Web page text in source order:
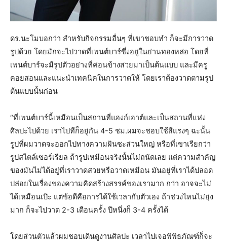
ดร.นะโมบอกว่า สำหรับกิจกรรมอื่นๆ ที่เขาชอบทำ ก็จะมีการวาด
รูปด้วย โดยมักจะไปวาดที่เพนต์บาร์ซึ่งอยู่ในย่านทองหล่อ โดยที่
เพนต์บาร์จะมีรูปตัวอย่างที่ค่อนข้างสวยมาเป็นต้นแบบ และมีครู
คอยสอนและแนะนำเทคนิคในการวาดให้ โดยเราต้องวาดตามรูป
ต้นแบบนั้นก่อน
“ที่เพนต์บาร์นี้เหมือนเป็นสถานที่แฮงก์เอาต์และเป็นสถานที่แห่ง
ศิลปะไปด้วย เราไปทีก็อยู่กัน 4-5 ชม.ผมจะชอบใช้สีแรงๆ ฉะนั้น
รูปที่ผมวาดจะออกไปทางความฝันซะส่วนใหญ่ หรือที่เขาเรียกว่า
รูปสไตล์เซอร์เรียล ถ้ารูปเหมือนจริงนั้นไม่ถนัดเลย แต่ความสำคัญ
ของมันไม่ได้อยู่ที่เราวาดสวยหรือวาดเหมือน มันอยู่ที่เราได้ปลอด
ปล่อยในเรื่องของความคิดสร้างสรรค์ของเรามาก กว่า อาจจะไม่
ได้เหมือนเป๊ะ แต่ข้อดีคือการได้ใช้เวลากับตัวเอง ถ้าช่วงไหนไม่ยุ่ง
มาก ก็จะไปวาด 2-3 เดือนครั้ง ปีหนึ่งก็ 3-4 ครั้งได้
โดยส่วนตัวแล้วผมชอบเดินดูงานศิลปะ เวลาไปเจอพิพิธภัณฑ์ก็จะ